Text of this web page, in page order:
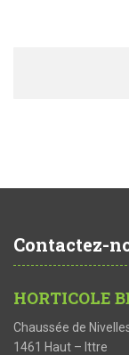
Contactez-
HORTICOLE
Chaussée de
1461 Haut – Ittre